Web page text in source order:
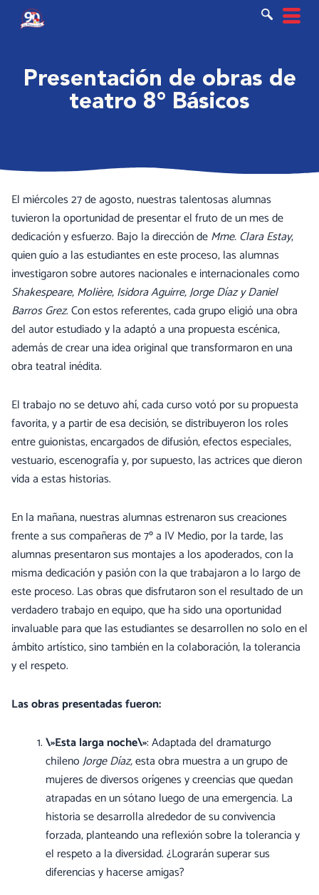
Presentación de obras de
teatro 8° Básicos
El miércoles 27 de agosto, nuestras talentosas alumnas
tuvieron la oportunidad de presentar el fruto de un mes de
dedicación y esfuerzo. Bajo la dirección deMme. Clara Estay,
quien guío a las estudiantes en este proceso, las alumnas
investigaron sobre autores nacionales e internacionales como
Shakespeare, Molière, Isidora Aguirre, Jorge Díaz y Daniel
Barros Grez. Con estos referentes, cada grupo eligió una obra
del autor estudiado y la adaptó a una propuesta escénica,
además de crear una idea original que transformaron en una
obra teatral inédita.
El trabajo no se detuvo ahí, cada curso votó por su propuesta
favorita, y a partir de esa decisión, se distribuyeron los roles
entre guionistas, encargados de difusión, efectos especiales,
vestuario, escenografía y, por supuesto, las actrices que dieron
vida a estas historias.
En la mañana, nuestras alumnas estrenaron sus creaciones
frente a sus compañeras de 7º a IV Medio, por la tarde, las
alumnas presentaron sus montajes a los apoderados, con la
misma dedicación y pasión con la que trabajaron a lo largo de
este proceso. Las obras que disfrutaron son el resultado de un
verdadero trabajo en equipo, que ha sido una oportunidad
invaluable para que las estudiantes se desarrollen no solo en el
ámbito artístico, sino también en la colaboración, la tolerancia
y el respeto.
Las obras presentadas fueron:
\»Esta larga noche\»: Adaptada del dramaturgo
chilenoJorge Díaz,esta obra muestra a un grupo de
mujeres de diversos orígenes y creencias que quedan
atrapadas en un sótano luego de una emergencia. La
historia se desarrolla alrededor de su convivencia
forzada, planteando una reflexión sobre la tolerancia y
el respeto a la diversidad. ¿Lograrán superar sus
diferencias y hacerse amigas?